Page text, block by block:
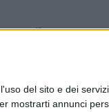
del sito e dei
mostrarti annunci
– il
il suo
di tenere il tuo
detto che la